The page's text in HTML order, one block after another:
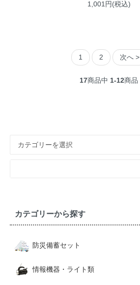
1,001円(税込)
1 2 次へ >
17商品中 1-12商品
カテゴリーから探す
防災備蓄セット
情報機器・ライト類